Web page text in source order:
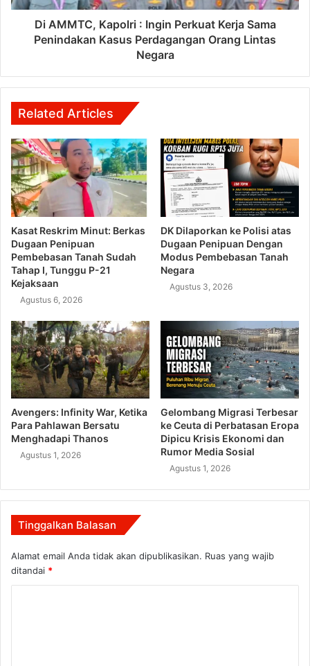
Di AMMTC, Kapolri : Ingin Perkuat Kerja Sama
Penindakan Kasus Perdagangan Orang Lintas
Negara
Related Articles
Kasat Reskrim Minut: Berkas
Dugaan Penipuan
Pembebasan Tanah Sudah
Tahap I, Tunggu P-21
Kejaksaan
Agustus 6, 2026
DK Dilaporkan ke Polisi atas
Dugaan Penipuan Dengan
Modus Pembebasan Tanah
Negara
Agustus 3, 2026
Avengers: Infinity War, Ketika
Para Pahlawan Bersatu
Menghadapi Thanos
Agustus 1, 2026
Gelombang Migrasi Terbesar
ke Ceuta di Perbatasan Eropa
Dipicu Krisis Ekonomi dan
Rumor Media Sosial
Agustus 1, 2026
Tinggalkan Balasan
Alamat email Anda tidak akan dipublikasikan. Ruas yang wajib
ditandai *